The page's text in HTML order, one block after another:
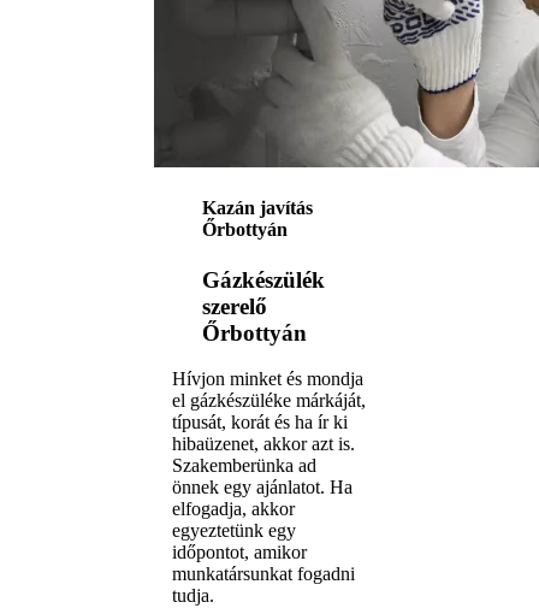
Kazán javítás
Őrbottyán
Gázkészülék
szerelő
Őrbottyán
Hívjon minket és mondja
el gázkészüléke márkáját,
típusát, korát és ha ír ki
hibaüzenet, akkor azt is.
Szakemberünka ad
önnek egy ajánlatot. Ha
elfogadja, akkor
egyeztetünk egy
időpontot, amikor
munkatársunkat fogadni
tudja.